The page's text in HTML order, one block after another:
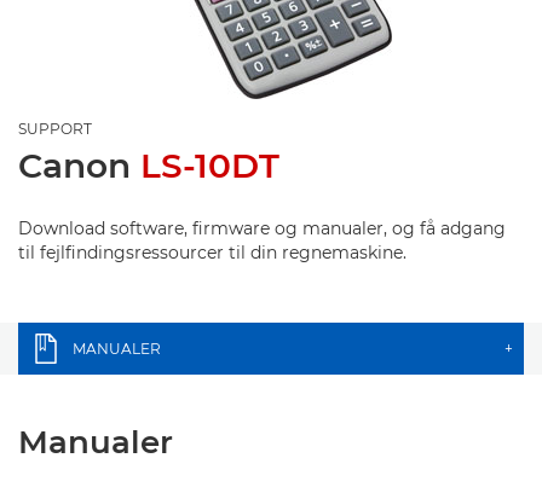
SUPPORT
Canon LS-10DT
Download software, firmware og manualer, og få adgang
til fejlfindingsressourcer til din regnemaskine.
MANUALER +
Manualer